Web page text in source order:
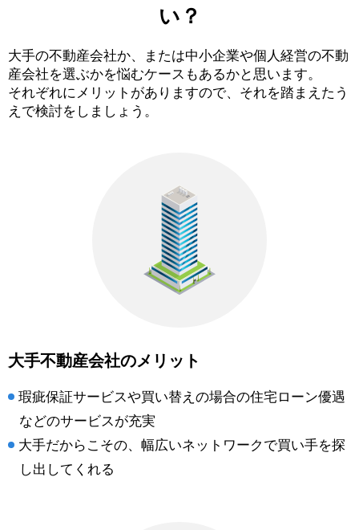
い？
大手の不動産会社か、または中小企業や個人経営の不動
産会社を選ぶかを悩むケースもあるかと思います。
それぞれにメリットがありますので、それを踏まえたう
えで検討をしましょう。
大手不動産会社のメリット
瑕疵保証サービスや買い替えの場合の住宅ローン優遇
などのサービスが充実
大手だからこその、幅広いネットワークで買い手を探
し出してくれる